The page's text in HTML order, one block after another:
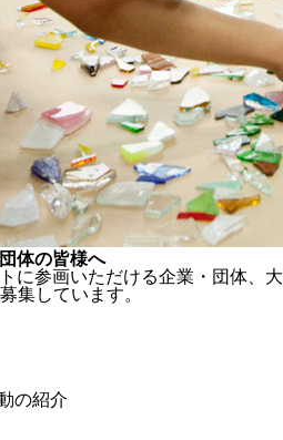
体の皆様へ
に参画いただける企業・団体、大
集しています。
の紹介